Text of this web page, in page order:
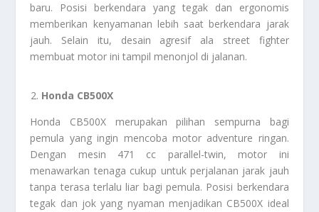
baru. Posisi berkendara yang tegak dan ergonomis
memberikan kenyamanan lebih saat berkendara jarak
jauh. Selain itu, desain agresif ala street fighter
membuat motor ini tampil menonjol di jalanan.
Honda CB500X
Honda CB500X merupakan pilihan sempurna bagi
pemula yang ingin mencoba motor adventure ringan.
Dengan mesin 471 cc parallel-twin, motor ini
menawarkan tenaga cukup untuk perjalanan jarak jauh
tanpa terasa terlalu liar bagi pemula. Posisi berkendara
tegak dan jok yang nyaman menjadikan CB500X ideal